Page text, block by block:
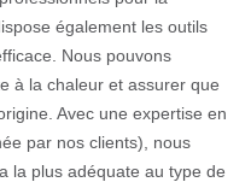
également les outils
Nous pouvons
à la chaleur et assurer que
Avec une expertise en
par nos clients), nous
la plus adéquate au type de